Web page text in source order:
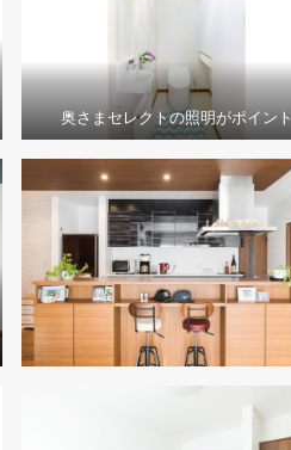
奥さまセレクトの照明がポイント